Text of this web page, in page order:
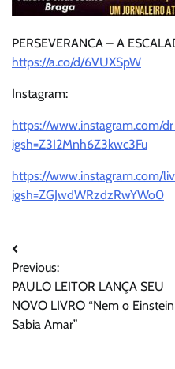
PERSEVERANCA – A
https://a.co/d/6VUXSpW
Instagram:
https://www.instagram.com/
igsh=Z3I2Mnh6Z3kwc3Fu
https://www.instagram.com/
igsh=ZGJwdWRzdzRwYWo0
Navegação
de
Post
Previous:
PAULO LEITOR LANÇA SEU
NOVO LIVRO “Nem o Einstein
Sabia Amar”